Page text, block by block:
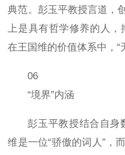
典范。彭玉平教授言道，
上是具有哲学修养的人，
在王国维的价值体系中，“
06
“境界”内涵
彭玉平教授结合自身
维是一位“骄傲的词人”，